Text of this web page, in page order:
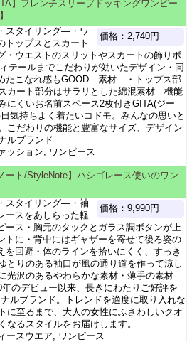
】フレンチスリーブドッキングワンピー
価格：2,740円
スタイリング―・ワ
トップスとスカート
・ウエストのスリットやスカートの飾りボ
テールまでこだわりが効いたデザイン・同
たこなれ感もGOOD―素材―・トップス部
カート部分はサラリとした綿混素材―機能
くいお名前スペース2枚付きGITA(ジー
気持ちよく着たいコドモ。みんなの思いと
こだわりの機能と豊富なサイズ、デザイン
ルブランド
ッション, ワンピース
ート/StyleNote】ハシゴレース使いのワン
価格：9,990円
スタイリング―・袖
ースをあしらった軽
ース・胸元のタックとガラス調ボタンが上
トに・背中にはギャザーを寄せて後ろ姿の
を回避・体のラインを拾いにくく、すっき
とりのある袖口が風の通り道を作って涼し
沢のあるやわらかな素材・薄手の素材
のデビュー以来、長きにわたりご好評を
ルブランド。トレンドを適度に取り入れな
に至るまで、大人の女性にふさわしいクオ
なるスタイルをお届けします。
ースウエア, ワンピース